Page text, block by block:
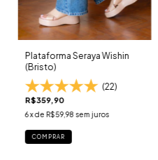
Plataforma Seraya Wishin
(Bristo)
(22)
R$359,90
6x de R$59,98 sem juros
COMPRAR